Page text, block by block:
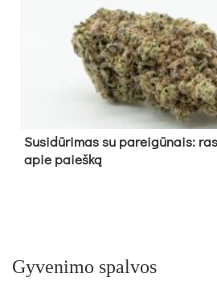
Su­si­dū­ri­mas su pa­rei­gū­nais:
apie paieš­ką
Gyvenimo spalvos